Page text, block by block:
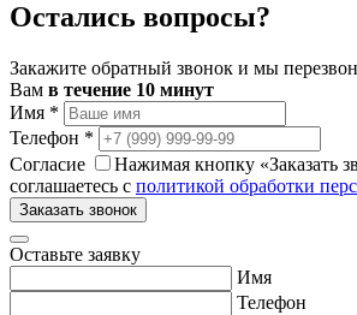
Остались вопросы?
Закажите обратный звонок и мы
Вам в течение 10 минут
Имя *
Телефон *
Согласие
Нажимая кнопку «Заказать
соглашаетесь с политикой обработки
Заказать звонок
Оставьте заявку
Имя
Телефон